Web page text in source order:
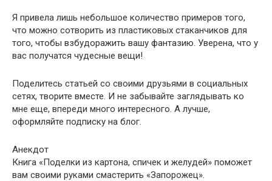
Я привела лишь небольшое количество примеров того,
что можно сотворить из пластиковых стаканчиков для
того, чтобы взбудоражить вашу фантазию. Уверена, что у
вас получатся чудесные вещи!
Поделитесь статьей со своими друзьями в социальных
сетях, творите вместе. И не забывайте заглядывать ко
мне еще, впереди много интересного. А лучше,
оформляйте подписку на блог.
Анекдот
Книга «Поделки из картона, спичек и желудей» поможет
вам своими руками смастерить «Запорожец».